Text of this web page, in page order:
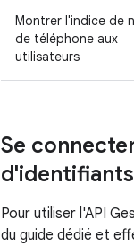
Montrer l'indice de
de téléphone aux
utilisateurs
Se
d'identifiants
Pour utiliser l'API
du guide dédié et